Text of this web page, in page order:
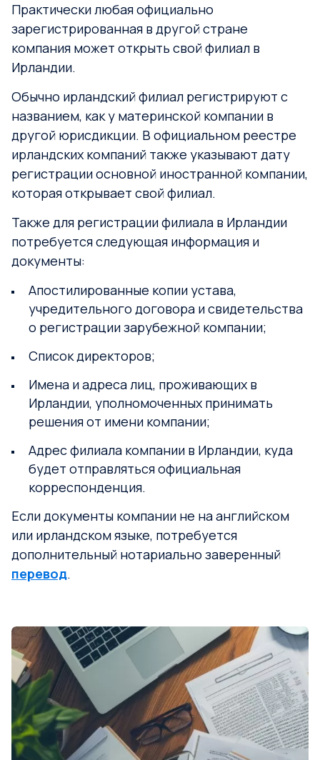
Практически любая официально
зарегистрированная в другой стране
компания может открыть свой филиал в
Ирландии.
Обычно ирландский филиал регистрируют с
названием, как у материнской компании в
другой юрисдикции. В официальном реестре
ирландских компаний также указывают дату
регистрации основной иностранной компании,
которая открывает свой филиал.
Также для регистрации филиала в Ирландии
потребуется следующая информация и
документы:
Апостилированные копии устава,
учредительного договора и свидетельства
о регистрации зарубежной компании;
Список директоров;
Имена и адреса лиц, проживающих в
Ирландии, уполномоченных принимать
решения от имени компании;
Адрес филиала компании в Ирландии, куда
будет отправляться официальная
корреспонденция.
Если документы компании не на английском
или ирландском языке, потребуется
дополнительный нотариально заверенный
перевод.